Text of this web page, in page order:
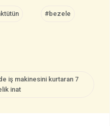
#bezele
iş makinesini kurtaran 7
inat